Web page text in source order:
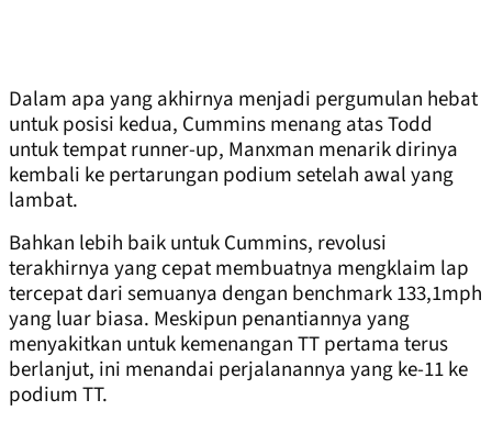
Dalam apa yang akhirnya menjadi pergumulan hebat
untuk posisi kedua, Cummins menang atas Todd
untuk tempat runner-up, Manxman menarik dirinya
kembali ke pertarungan podium setelah awal yang
lambat.
Bahkan lebih baik untuk Cummins, revolusi
terakhirnya yang cepat membuatnya mengklaim lap
tercepat dari semuanya dengan benchmark 133,1mph
yang luar biasa. Meskipun penantiannya yang
menyakitkan untuk kemenangan TT pertama terus
berlanjut, ini menandai perjalanannya yang ke-11 ke
podium TT.